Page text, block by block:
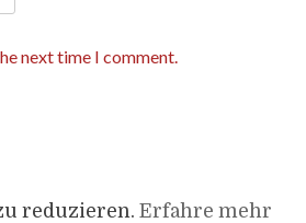
next time I comment.
reduzieren.Erfahre mehr